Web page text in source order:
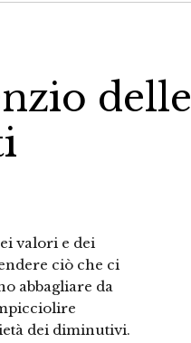
delle
valori e dei
ciò che ci
abbagliare da
dei diminutivi.